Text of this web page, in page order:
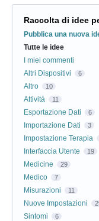
Raccolta di idee
Categorie
Pubblica una nuova
Tutte le idee
I miei commenti
Altri Dispositivi
6
Altro 10
Attivitá 11
Esportazione Dati 6
Importazione Dati 3
Impostazione Terapia
Interfaccia Utente 19
Medicine 29
Medico 7
Misurazioni 11
Nuove Impostazioni
Sintomi 6